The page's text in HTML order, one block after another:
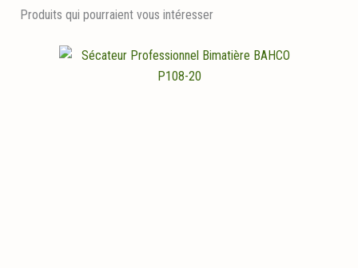
Produits qui pourraient vous intéresser